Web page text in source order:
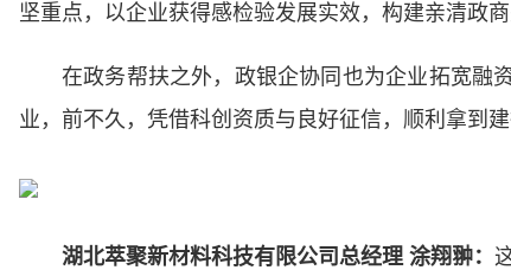
坚重点，以企业获得感检验发展实效，构建亲清政
在政务帮扶之外，政银企协同也为企业拓宽融
业，前不久，凭借科创资质与良好征信，顺利拿到建
湖北萃聚新材料科技有限公司总经理 涂翔翀：